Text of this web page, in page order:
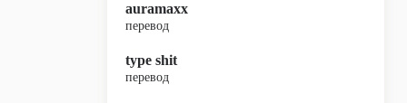
auramaxx
перевод
type shit
перевод